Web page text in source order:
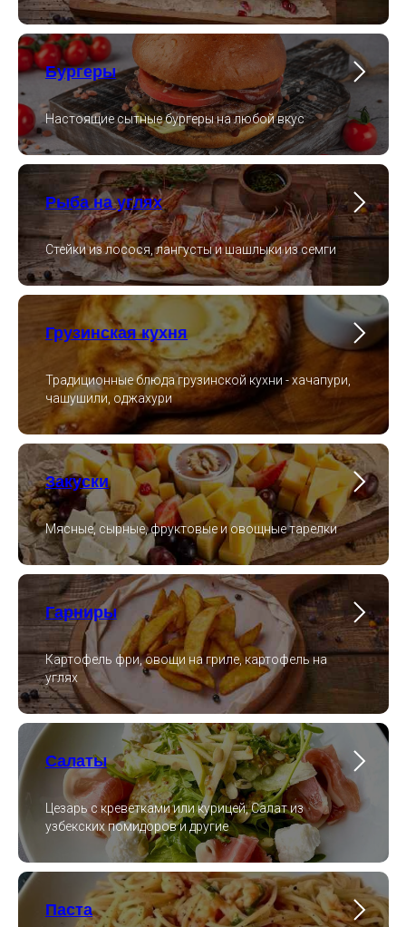
Бургеры
Настоящие сытные бургеры на любой вкус
Рыба на углях
Стейки из лосося, лангусты и шашлыки из семги
Грузинская кухня
Традиционные блюда грузинской кухни - хачапури,
чашушили, оджахури
Закуски
Мясные, сырные, фруктовые и овощные тарелки
Гарниры
Картофель фри, овощи на гриле, картофель на
углях
Салаты
Цезарь с креветками или курицей, Салат из
узбекских помидоров и другие
Паста